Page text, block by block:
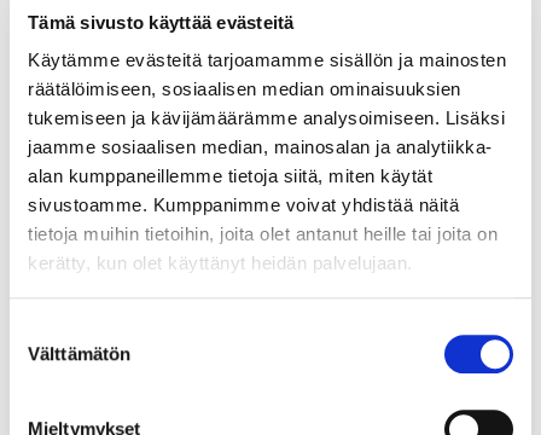
Tämä sivusto käyttää evästeitä
Käytämme evästeitä tarjoamamme sisällön ja mainosten
räätälöimiseen, sosiaalisen median ominaisuuksien
tukemiseen ja kävijämäärämme analysoimiseen. Lisäksi
jaamme sosiaalisen median, mainosalan ja analytiikka-
alan kumppaneillemme tietoja siitä, miten käytät
sivustoamme. Kumppanimme voivat yhdistää näitä
tietoja muihin tietoihin, joita olet antanut heille tai joita on
kerätty, kun olet käyttänyt heidän palvelujaan.
valinta
Välttämätön
Mieltymykset
aiheutunutta kulumaa. Ota yhteys panttilainaamoon
kuljetusmaksuista sopimiseksi. Paino: 0 g
Tarjous:140 € (1)
Johtava huuto: tomba
Hakaniemen Pantti
20.8.2026 19:01:30